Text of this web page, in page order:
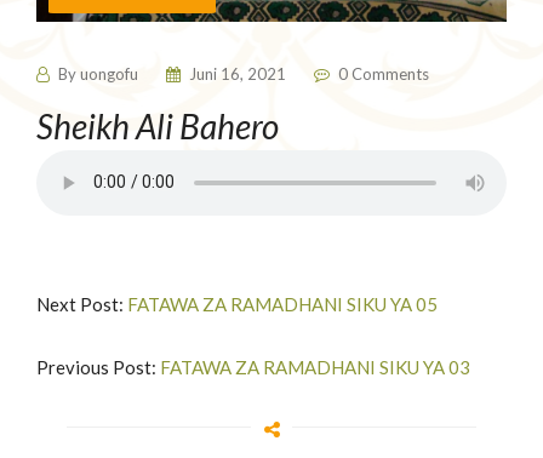
Byuongofu Juni 16, 2021 0 Comments
Sheikh Ali Bahero
Next Post: FATAWA ZA RAMADHANI SIKU YA 05
Previous Post: FATAWA ZA RAMADHANI SIKU YA 03